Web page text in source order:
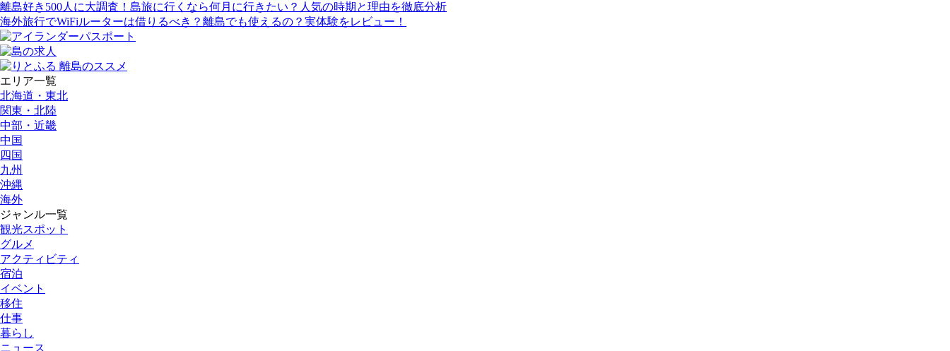
離島好き500人に大調査！島旅に行くなら何月に行きたい？人気の時期と理由を徹底分析
海外旅行でWiFiルーターは借りるべき？離島でも使えるの？実体験をレビュー！
エリア一覧
北海道・東北
関東・北陸
中部・近畿
中国
四国
九州
沖縄
海外
ジャンル一覧
観光スポット
グルメ
アクティビティ
宿泊
イベント
移住
仕事
暮らし
ニュース